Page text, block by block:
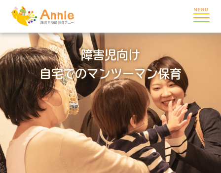
障害児向け
自宅でのマンツーマン保育